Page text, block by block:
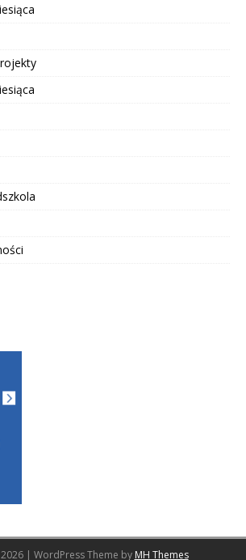
| WordPress Theme by MH Themes